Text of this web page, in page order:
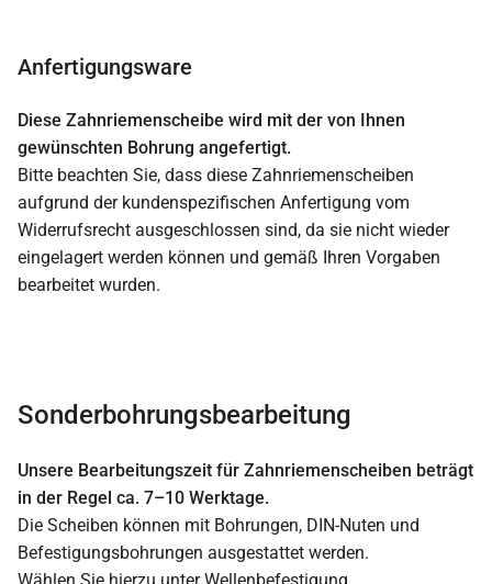
Anfertigungsware
Diese Zahnriemenscheibe wird mit der von Ihnen
gewünschten Bohrung angefertigt.
Bitte beachten Sie, dass diese Zahnriemenscheiben
aufgrund der kundenspezifischen Anfertigung vom
Widerrufsrecht ausgeschlossen sind, da sie nicht wieder
eingelagert werden können und gemäß Ihren Vorgaben
bearbeitet wurden.
Sonderbohrungsbearbeitung
Unsere Bearbeitungszeit für Zahnriemenscheiben beträgt
in der Regel ca. 7–10 Werktage.
Die Scheiben können mit Bohrungen, DIN-Nuten und
Befestigungsbohrungen ausgestattet werden.